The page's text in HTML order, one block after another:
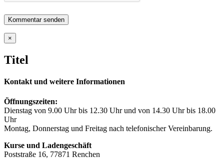
Close
product
view
×
Titel
Kontakt und weitere Informationen
Öffnungszeiten:
Dienstag von 9.00 Uhr bis 12.30 Uhr und von 14.30 Uhr bis 18.00
Uhr
Montag, Donnerstag und Freitag nach telefonischer Vereinbarung.
Kurse und Ladengeschäft
Poststraße 16, 77871 Renchen